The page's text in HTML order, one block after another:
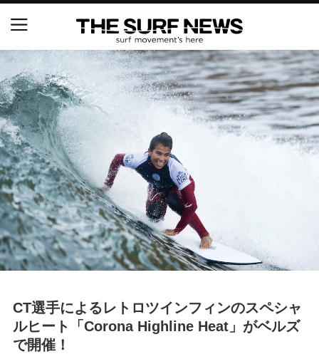
CT選手によるレトロツインフィンのスペシャ
ルヒート「Corona Highline Heat」がベルズ
で開催！
NSAと茅ヶ崎市が包括連携協定を締結 自治体との
協定は全国初、サーフィンを軸に地域活性化へ
【五十嵐カノア独占インタビュー】旧友レオ、ジャ
ックとの豪華プライベートセッション
S.ONE ショート＆ロング開幕戦・現地リポート（高
橋みなと）
ニュース
製品情報
試合